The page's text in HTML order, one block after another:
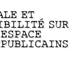
ET
SUR